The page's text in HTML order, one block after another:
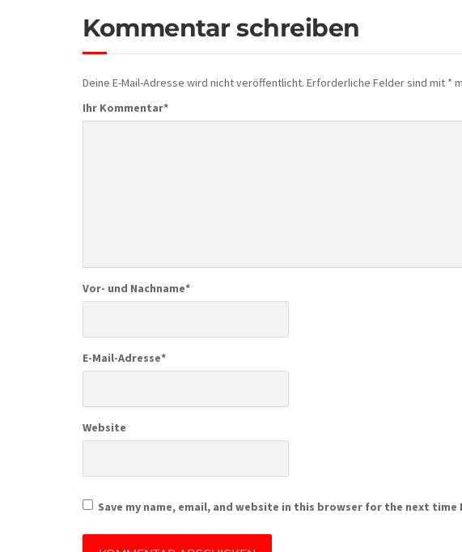
Kommentar schreiben
Deine E-Mail-Adresse wird nicht veröffentlicht. Erforderliche Felder sind mit *
Ihr Kommentar*
Vor- und Nachname*
E-Mail-Adresse*
Website
Save my name, email, and website in this browser for the next time